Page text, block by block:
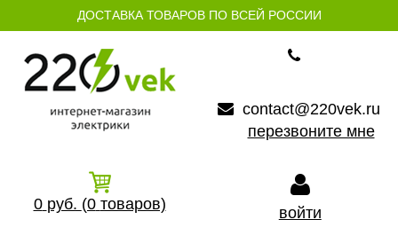
ДОСТАВКА ТОВАРОВ ПО ВСЕЙ РОССИИ
contact@220vek.ru
перезвоните мне
0 руб. (0 товаров) войти